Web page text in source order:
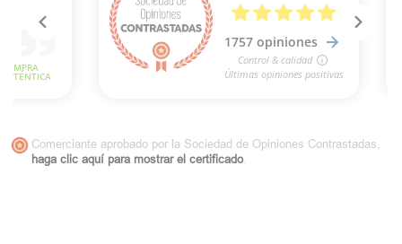
Comerciante aprobado por la Sociedad de Opiniones Contrastadas,
haga clic aquí para mostrar el certificado.